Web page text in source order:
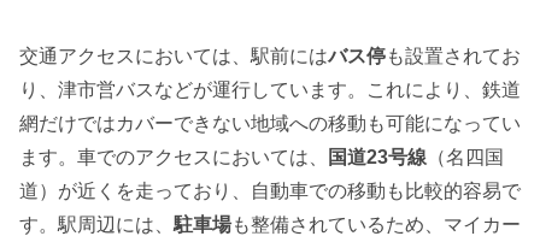
交通アクセスにおいては、駅前にはバス停も設置されてお
り、津市営バスなどが運行しています。これにより、鉄道
網だけではカバーできない地域への移動も可能になってい
ます。車でのアクセスにおいては、
国道23号線 （名四国
道）が近くを走っており、自動車での移動も比較的容易で
す。駅周辺には、駐車場も整備されているため、マイカー